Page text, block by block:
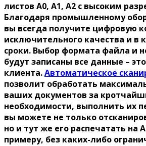
листов А0, А1, А2 с высоким
Благодаря промышленному
вы всегда получите цифровую
исключительного качества и в
сроки. Выбор формата файла и
будут записаны все данные –
клиента.Автоматическое
позволит обработать
ваших документов за
необходимости, выполнить их
вы можете не только
но и тут же его распечатать на
примеру, без каких-либо